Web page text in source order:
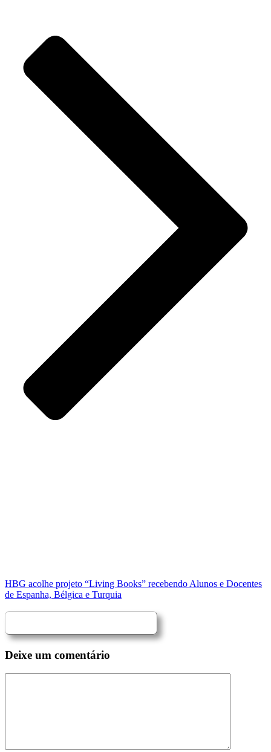
HBG acolhe projeto “Living Books” recebendo Alunos e Docentes
de Espanha, Bélgica e Turquia
Deixe um comentário